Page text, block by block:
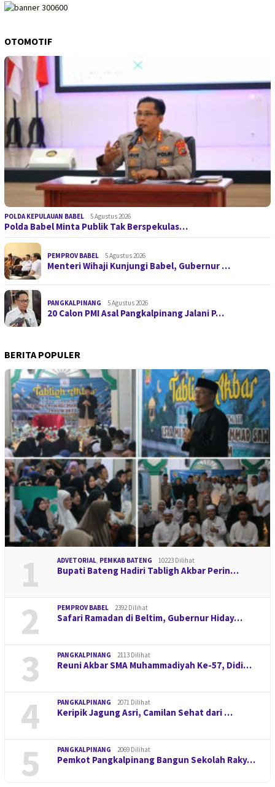
OTOMOTIF
POLDA KEPULAUAN BABEL 5 Agustus 2026
Polda Babel Minta Publik Tak Berspekulas…
PEMPROV BABEL 5 Agustus 2026
Menteri Wihaji Kunjungi Babel, Gubernur …
PANGKALPINANG 5 Agustus 2026
20 Calon PMI Asal Pangkalpinang Jalani P…
BERITA POPULER
1 ADVETORIAL, PEMKAB BATENG 10223 Dilihat
Bupati Bateng Hadiri Tabligh Akbar Perin…
2 PEMPROV BABEL 2392 Dilihat
Safari Ramadan di Beltim, Gubernur Hiday…
3 PANGKALPINANG 2113 Dilihat
Reuni Akbar SMA Muhammadiyah Ke-57, Didi…
4 PANGKALPINANG 2071 Dilihat
Keripik Jagung Asri, Camilan Sehat dari …
5 PANGKALPINANG 2069 Dilihat
Pemkot Pangkalpinang Bangun Sekolah Raky…